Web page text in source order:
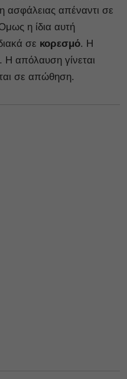
ασφάλειας απέναντι σε
η ίδια αυτή
σε κορεσμό. Η
Η απόλαυση γίνεται
σε απώθηση.